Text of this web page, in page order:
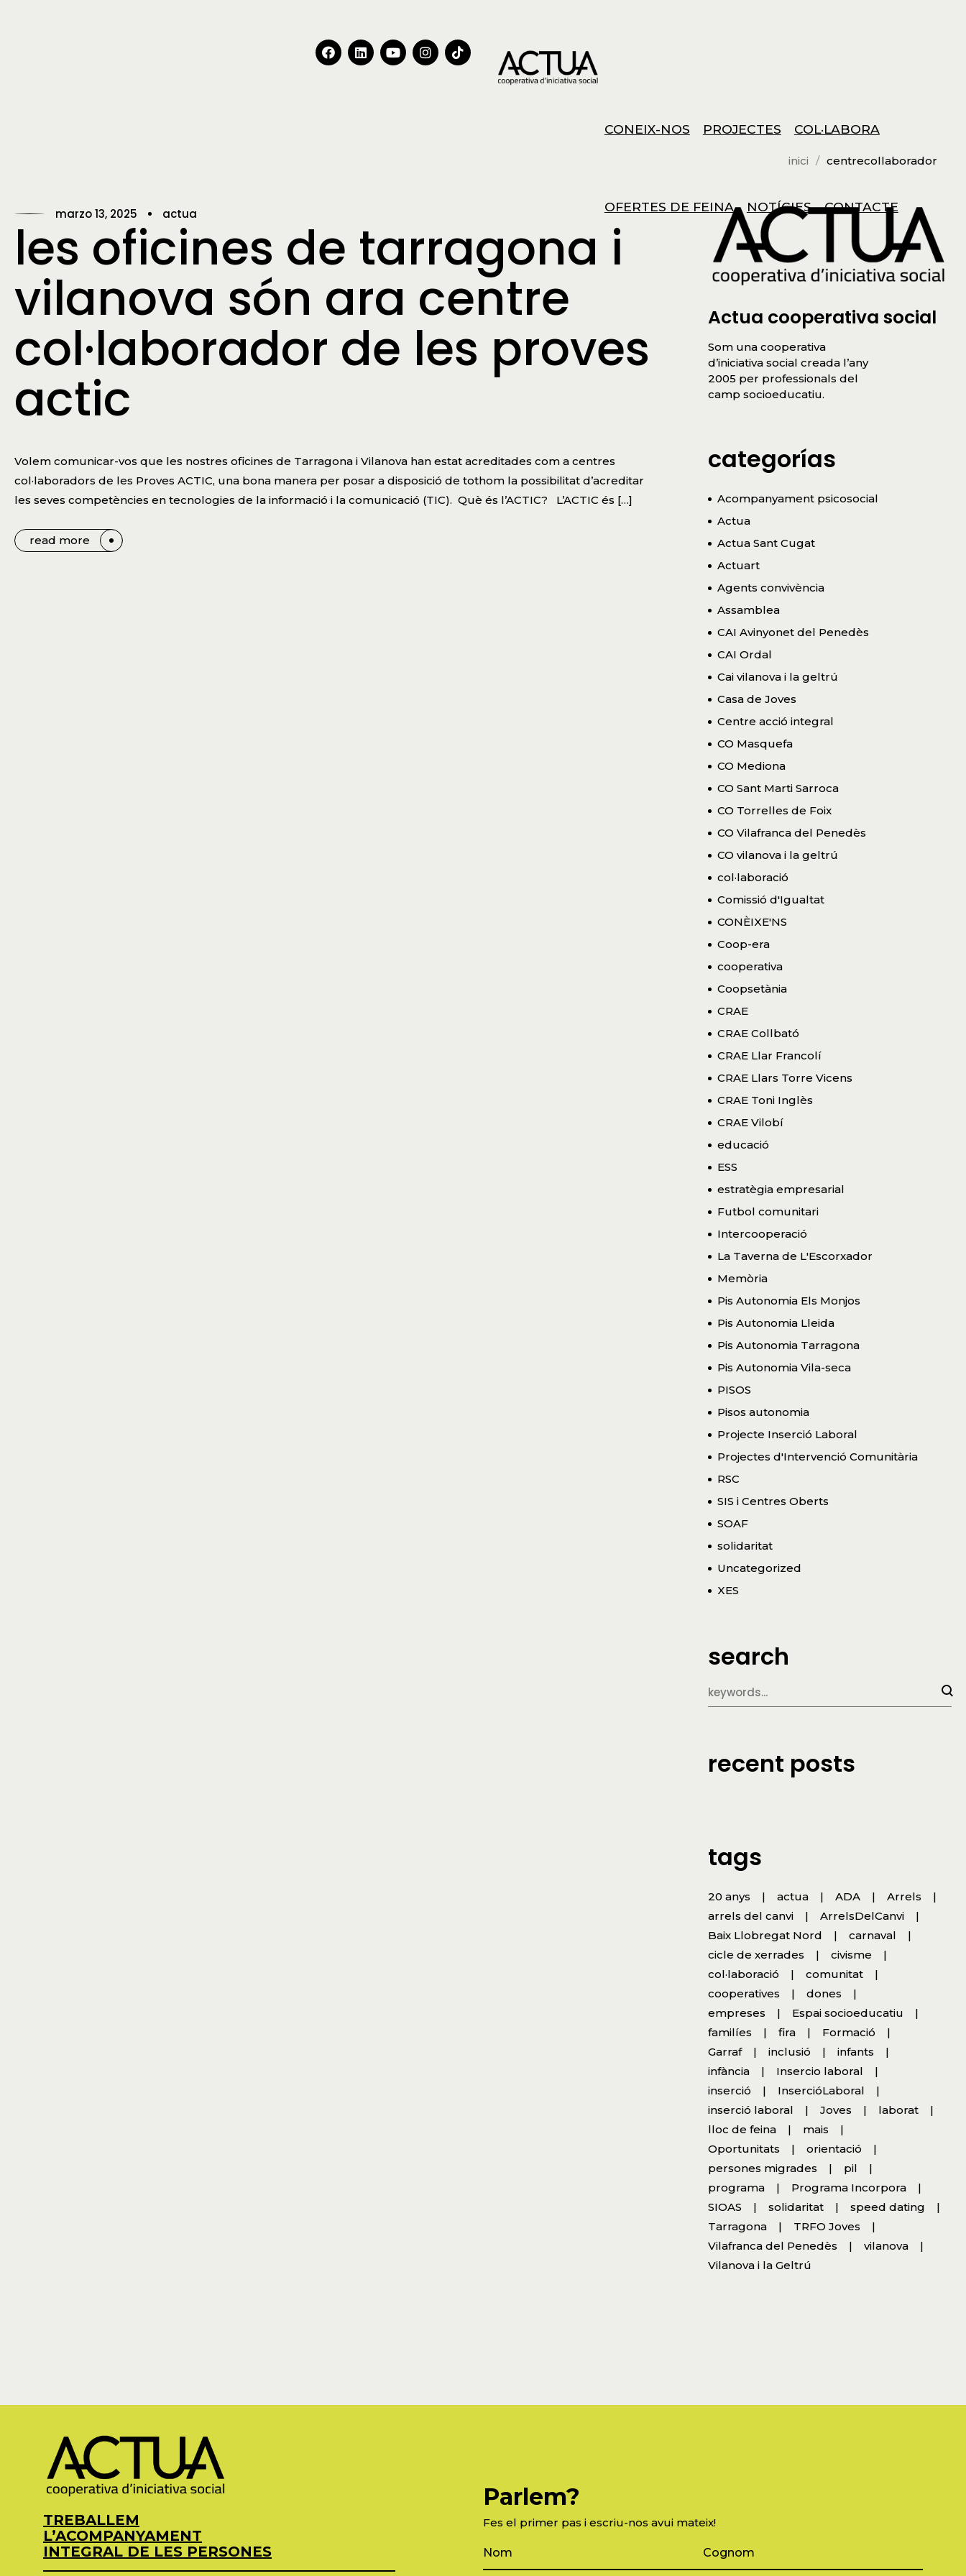
CONEIX-NOS PROJECTES COL·LABORA
OFERTES DE FEINA NOTÍCIES CONTACTE
inici centrecollaborador
marzo 13, 2025 actua
les oficines de tarragona i
vilanova són ara centre
col·laborador de les proves
actic
Volem comunicar-vos que les nostres oficines de Tarragona i Vilanova han estat acreditades com a centres
col·laboradors de les Proves ACTIC, una bona manera per posar a disposició de tothom la possibilitat d’acreditar
les seves competències en tecnologies de la informació i la comunicació (TIC). Què és l’ACTIC? L’ACTIC és […]
read more
Actua cooperativa social
Som una cooperativa
d’iniciativa social creada l’any
2005 per professionals del
camp socioeducatiu.
categorías
Acompanyament psicosocial
Actua
Actua Sant Cugat
Actuart
Agents convivència
Assamblea
CAI Avinyonet del Penedès
CAI Ordal
Cai vilanova i la geltrú
Casa de Joves
Centre acció integral
CO Masquefa
CO Mediona
CO Sant Marti Sarroca
CO Torrelles de Foix
CO Vilafranca del Penedès
CO vilanova i la geltrú
col·laboració
Comissió d'Igualtat
CONÈIXE'NS
Coop-era
cooperativa
Coopsetània
CRAE
CRAE Collbató
CRAE Llar Francolí
CRAE Llars Torre Vicens
CRAE Toni Inglès
CRAE Vilobí
educació
ESS
estratègia empresarial
Futbol comunitari
Intercooperació
La Taverna de L'Escorxador
Memòria
Pis Autonomia Els Monjos
Pis Autonomia Lleida
Pis Autonomia Tarragona
Pis Autonomia Vila-seca
PISOS
Pisos autonomia
Projecte Inserció Laboral
Projectes d'Intervenció Comunitària
RSC
SIS i Centres Oberts
SOAF
solidaritat
Uncategorized
XES
search
recent posts
tags
20 anys actua ADA
Arrels
arrels del canvi
ArrelsDelCanvi
Baix Llobregat Nord
carnaval
cicle de xerrades
civisme
col·laboració
comunitat
cooperatives
dones
empreses
Espai socioeducatiu
familíes
fira
Formació
Garraf
inclusió
infants
infància
Insercio laboral
inserció
InsercióLaboral
inserció laboral
Joves
laborat
lloc de feina
mais
Oportunitats
orientació
persones migrades
pil
programa
Programa Incorpora
SIOAS
solidaritat
speed dating
Tarragona
TRFO Joves
Vilafranca del Penedès
vilanova
Vilanova i la Geltrú
TREBALLEM
L’ACOMPANYAMENT
INTEGRAL DE LES PERSONES
Parlem?
Fes el primer pas i escriu-nos avui mateix!